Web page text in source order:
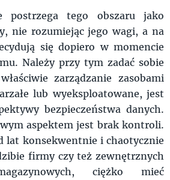
postrzega tego obszaru jako
nie rozumiejąc jego wagi, a na
się dopiero w momencie
Należy przy tym zadać sobie
zarządzanie zasobami
lub wyeksploatowane, jest
bezpieczeństwa danych.
aspektem jest brak kontroli.
lat konsekwentnie i chaotycznie
firmy czy też zewnętrznych
ciężko mieć